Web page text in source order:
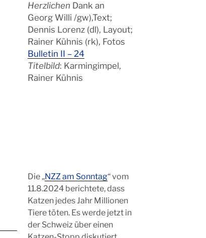
Herzlichen Dank an
Georg Willi /gw),Text;
Dennis Lorenz (dl), Layout;
Rainer Kühnis (rk), Fotos
Bulletin II – 24
Titelbild: Karmingimpel,
Rainer Kühnis
Die „NZZ am Sonntag“ vom
11.8.2024 berichtete, dass
Katzen jedes Jahr Millionen
Tiere töten. Es werde jetzt in
der Schweiz über einen